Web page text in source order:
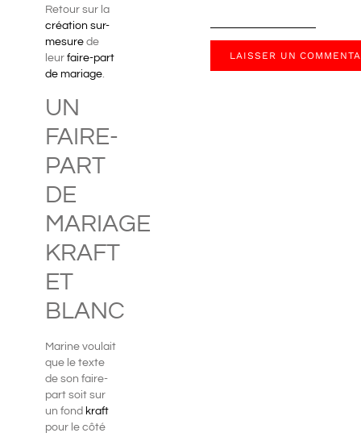
Retour sur la
création sur-
mesurede
leur faire-part
de mariage.
UN
FAIRE-
PART
DE
MARIAGE
KRAFT
ET
BLANC
Marine voulait
que le texte
de son faire-
part soit sur
un fond kraft
pour le côté